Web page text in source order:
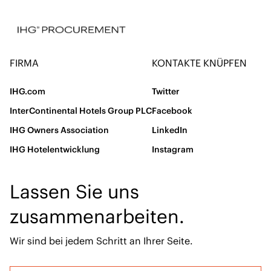
Asia Supply Chain COE
FIRMA
IHG.com
InterContinental Hotels Group PLC
IHG Owners Association
IHG Hotelentwicklung
KONTAKTE KNÜPFEN
Twitter
Facebook
LinkedIn
Instagram
Lassen Sie uns
zusammenarbeiten.
Wir sind bei jedem Schritt an Ihrer Seite.